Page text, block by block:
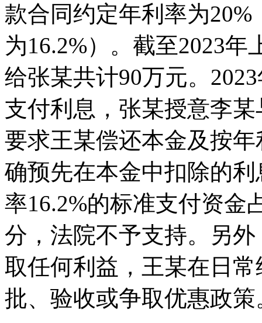
款合同约定年利率为
为16.2%）。截至2023
给张某共计90万元。
支付利息，张某授意李
要求王某偿还本金及按
确预先在本金中扣除的
率16.2%的标准支付资金
分，法院不予支持。另
取任何利益，王某在日
批、验收或争取优惠政策